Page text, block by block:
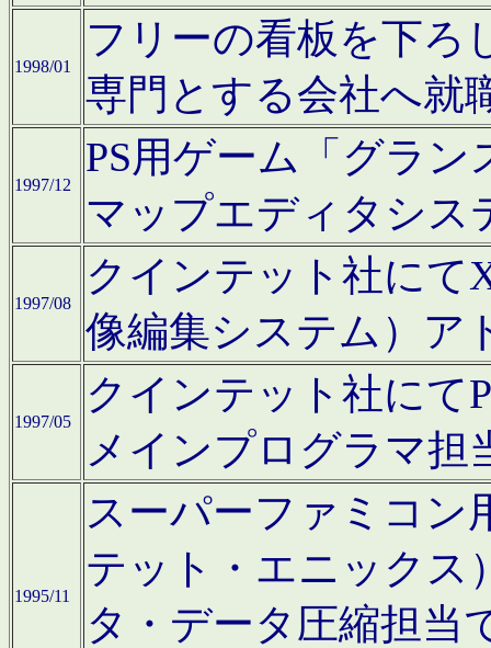
1998/01
フリーの看板を下ろ
専門とする会社へ就
1997/12
PS用ゲーム「グラン
マップエディタシス
1997/08
クインテット社にて
像編集システム）ア
1997/05
クインテット社にて
メインプログラマ担
1995/11
スーパーファミコン
テット・エニックス
タ・データ圧縮担当